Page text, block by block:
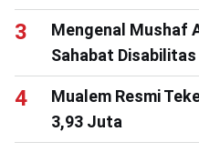
Mengenal Mushaf
Sahabat Disabilitas
Mualem Resmi
3,93 Juta